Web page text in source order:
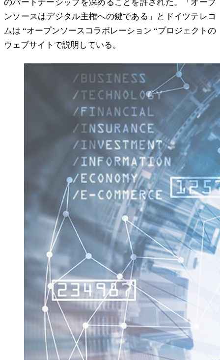
のパートナーシップを深めることを許された。「オープ
ンソースはデジタル主権への鍵である」とドイツテレコ
ムは “オープンソースコラボレーション “プロジェクトの
ウェブサイトで説明している。